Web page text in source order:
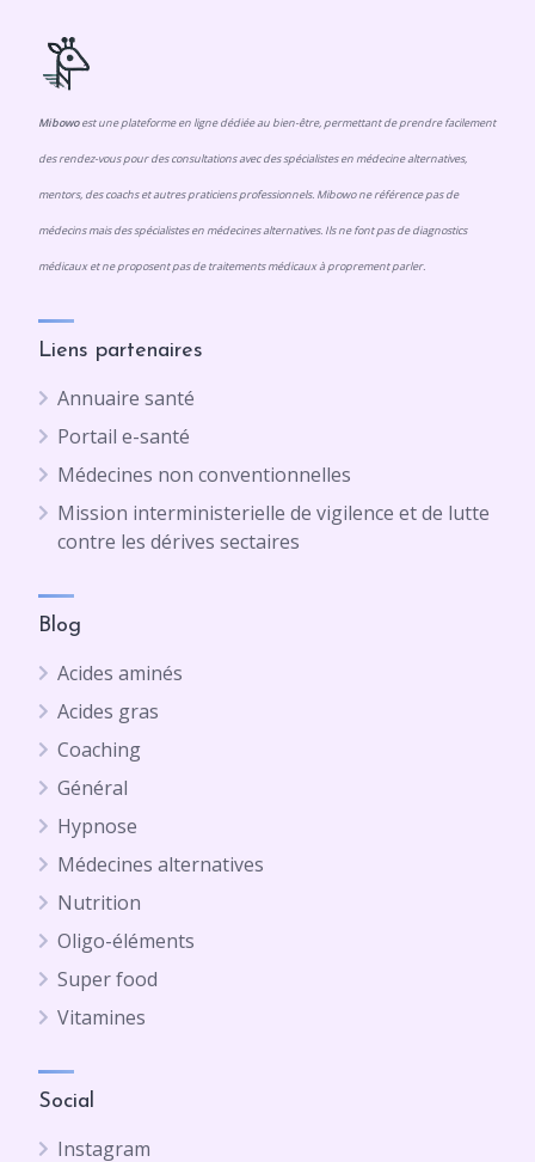
Mibowoest une plateforme en ligne dédiée au bien-être, permettant de prendre facilement
des rendez-vous pour des consultations avec des spécialistes en médecine alternatives,
mentors, des coachs et autres praticiens professionnels. Mibowo ne référence pas de
médecins mais des spécialistes en médecines alternatives. Ils ne font pas de diagnostics
médicaux et ne proposent pas de traitements médicaux à proprement parler.
Liens partenaires
Annuaire santé
Portail e-santé
Médecines non conventionnelles
Mission interministerielle de vigilence et de lutte
contre les dérives sectaires
Blog
Acides aminés
Acides gras
Coaching
Général
Hypnose
Médecines alternatives
Nutrition
Oligo-éléments
Super food
Vitamines
Social
Instagram